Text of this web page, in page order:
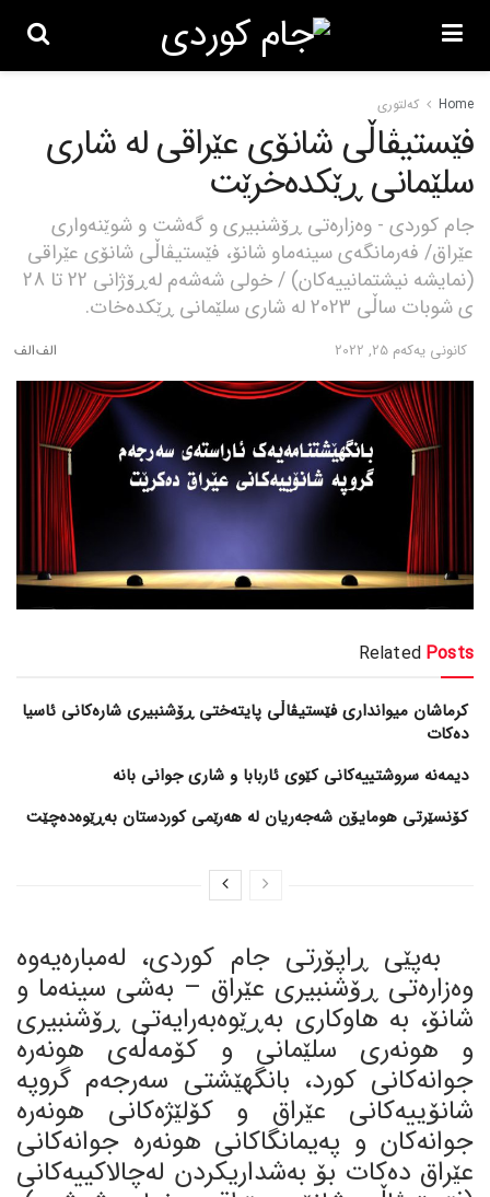
Home کەلتوری
فێستیڤاڵی شانۆی عێراقی لە شاری
سلێمانی ڕێكدەخرێت
جام کوردی - وەزارەتی ڕۆشنبیری و گەشت و شوێنەواری
عێراق/ فەرمانگەی سینەماو شانۆ، فێستیڤاڵی شانۆی عێراقی
(نمایشە نیشتمانییەكان) / خولی شەشەم لەڕۆژانی 22 تا 28
ی شوبات ساڵی 2023 لە شاری سلێمانی ڕێكدەخات.
كانونی یه‌كه‌م 25, 2022
Related Posts
کرماشان میوانداری فێستیڤاڵی پایتەختی ڕۆشنبیری شارەکانی ئاسیا
دەکات
کۆنسێرتی هومایۆن شەجەریان لە هەرێمی کوردستان بەڕێوەدەچێت
بەپێی ڕاپۆرتی جام کوردی، لەمبارەیەوە
وەزارەتی ڕۆشنبیری عێراق – بەشی سینەما و
شانۆ، بە هاوكاری بەڕێوەبەرایەتی ڕۆشنبیری
و هونەری سلێمانی و كۆمەڵەی هونەرە
جوانەكانی كورد، بانگهێشتی سەرجەم گروپە
شانۆییەكانی عێراق و كۆلێژەكانی هونەرە
جوانەكان و پەیمانگاكانی هونەرە جوانەكانی
عێراق دەكات بۆ بەشداریكردن لەچالاكییەكانی